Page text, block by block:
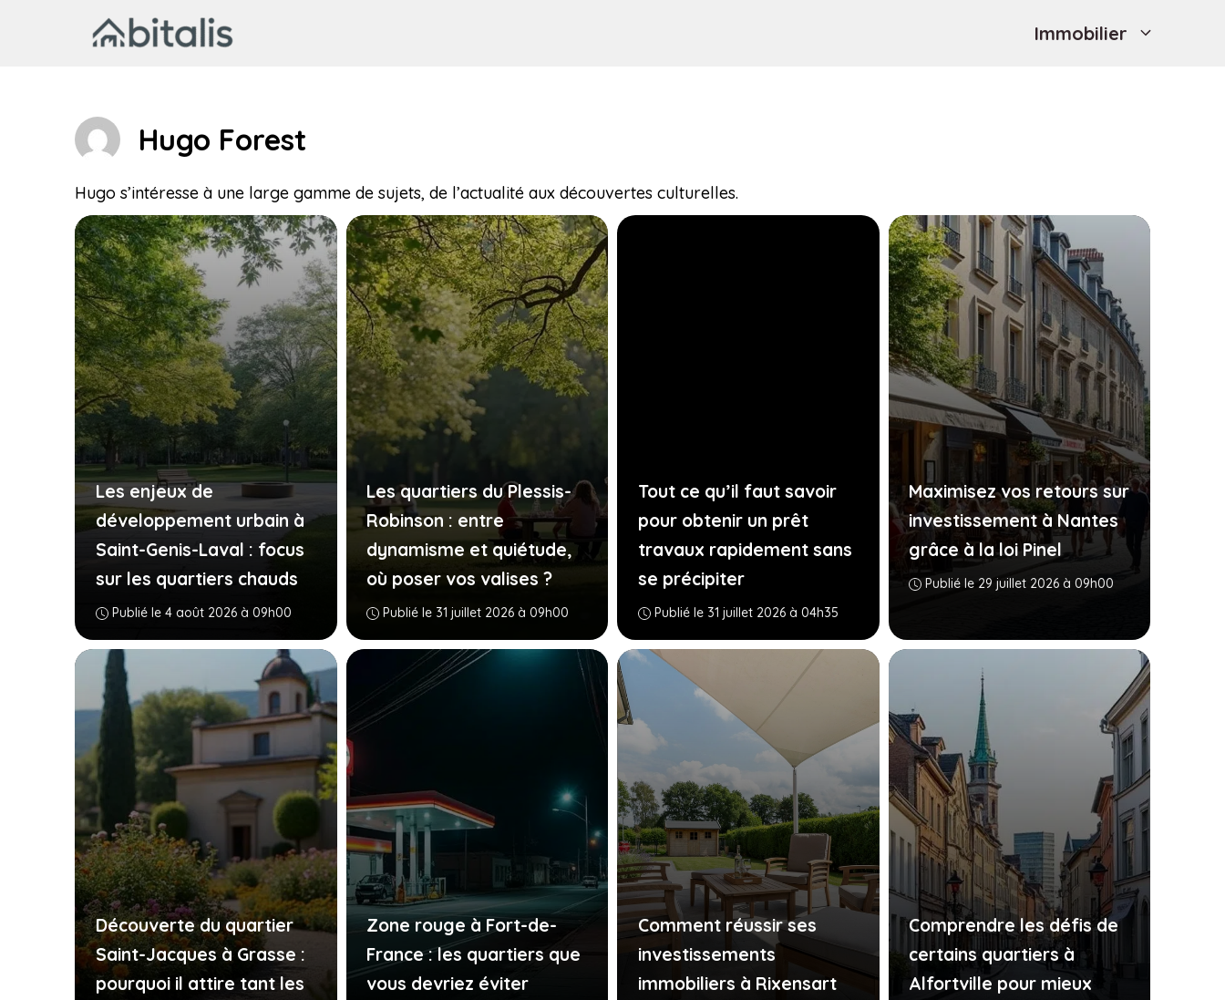
Immobilier
Hugo Forest
Hugo s’intéresse à une large gamme de sujets, de l’actualité aux découvertes culturelles.
Les enjeux de
développement urbain à
Saint-Genis-Laval : focus
sur les quartiers chauds
Publié le 4 août 2026 à 09h00
Les quartiers du Plessis-
Robinson : entre
dynamisme et quiétude,
où poser vos valises ?
Publié le 31 juillet 2026 à 09h00
Tout ce qu’il faut savoir
pour obtenir un prêt
travaux rapidement sans
se précipiter
Publié le 31 juillet 2026 à 04h35
Maximisez vos retours sur
investissement à Nantes
grâce à la loi Pinel
Publié le 29 juillet 2026 à 09h00
Découverte du quartier
Saint-Jacques à Grasse :
pourquoi il attire tant les
Zone rouge à Fort-de-
France : les quartiers que
vous devriez éviter
Comment réussir ses
investissements
immobiliers à Rixensart
Comprendre les défis de
certains quartiers à
Alfortville pour mieux